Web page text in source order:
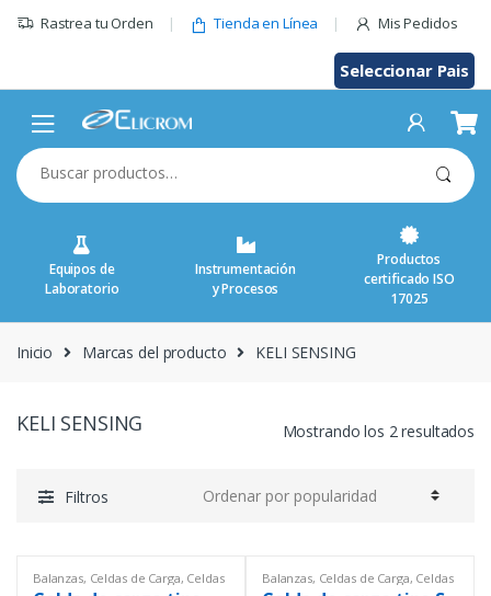
Rastrea tu Orden Tienda en Línea Mis Pedidos
Seleccionar Pais
Buscar
por:
Equipos de
Laboratorio
Instrumentación
y Procesos
Productos
certificado ISO
17025
Inicio Marcas del producto KELI SENSING
KELI SENSING Mostrando los 2 resultados
Filtros
Balanzas, Celdas de Carga, Celdas
de carga , Equipos de
Balanzas, Celdas de Carga, Celdas
de carga , Equipos de